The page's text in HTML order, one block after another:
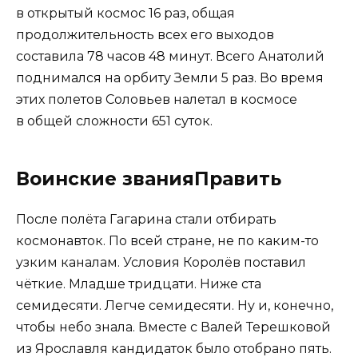
в открытый космос 16 раз, общая
продолжительность всех его выходов
составила 78 часов 48 минут. Всего Анатолий
поднимался на орбиту Земли 5 раз. Во время
этих полетов Соловьев налетал в космосе
в общей сложности 651 суток.
Воинские званияПравить
После полёта Гагарина стали отбирать
космонавток. По всей стране, не по каким-то
узким каналам. Условия Королёв поставил
чёткие. Младше тридцати. Ниже ста
семидесяти. Легче семидесяти. Ну и, конечно,
чтобы небо знала. Вместе с Валей Терешковой
из Ярославля кандидаток было отобрано пять.